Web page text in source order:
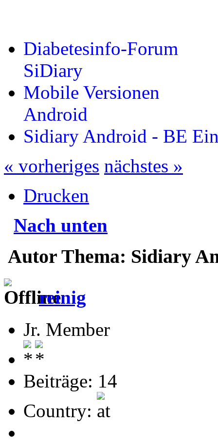
Diabetesinfo-Forum
SiDiary
Mobile Versionen
Android
Sidiary Android - BE
« vorheriges nächstes »
Drucken
Nach unten
Autor Thema: Sidiary
reinig
Jr. Member
Beiträge: 14
Country: